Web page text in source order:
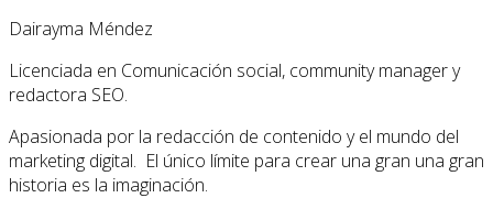
Dairayma Méndez
Licenciada en Comunicación social, community manager y
redactora SEO.
Apasionada por la redacción de contenido y el mundo del
marketing digital. El único límite para crear una gran una gran
historia es la imaginación.